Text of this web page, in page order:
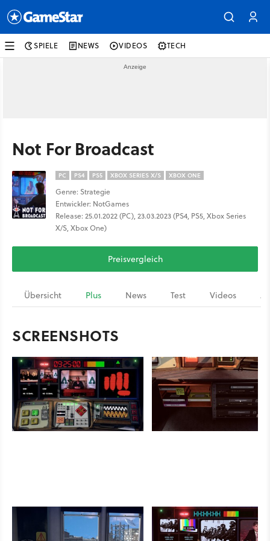
SPIELE NEWS VIDEOS TECH
Not For Broadcast
PC PS4 PS5 XBOX SERIES X/S XBOX ONE
Genre: Strategie
Entwickler: NotGames
Release: 25.01.2022 (PC), 23.03.2023 (PS4, PS5, Xbox Series
X/S, Xbox One)
Preisvergleich
Übersicht Plus News Test Videos
SCREENSHOTS